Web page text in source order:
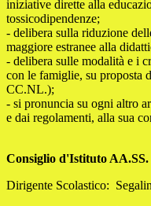
iniziative dirette alla
tossicodipendenze;
- delibera sulla riduzione
maggiore estranee alla
- delibera sulle modalità e i
con le famiglie, su proposta
CC.NL.);
- si pronuncia su ogni altro
e dai regolamenti, alla sua
Consiglio d'Istituto AA.SS.
Dirigente Scolastico: